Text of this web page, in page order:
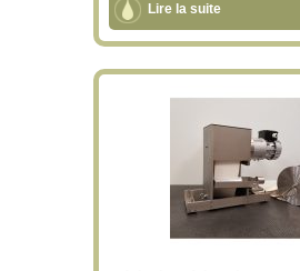
Lire la suite